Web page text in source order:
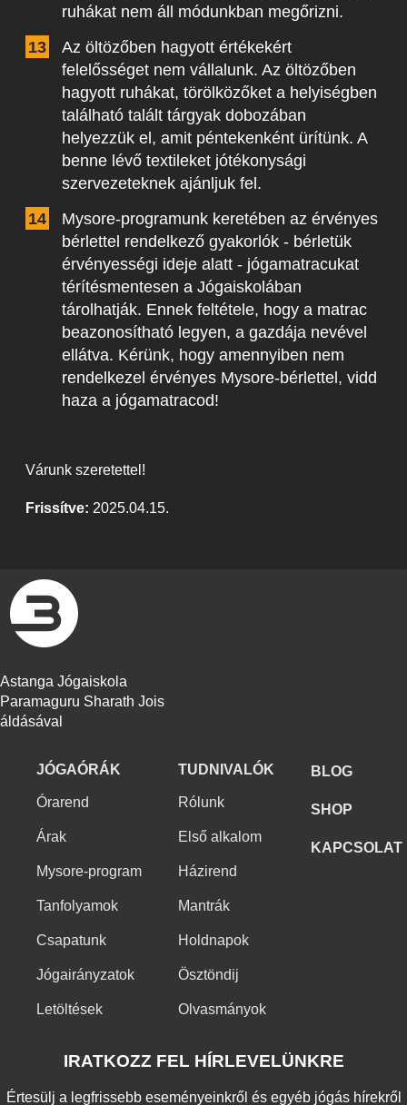
ruhákat nem áll módunkban megőrizni.
Az öltözőben hagyott értékekért
felelősséget nem vállalunk. Az öltözőben
hagyott ruhákat, törölközőket a helyiségben
található talált tárgyak dobozában
helyezzük el, amit péntekenként ürítünk. A
benne lévő textileket jótékonysági
szervezeteknek ajánljuk fel.
Mysore-programunk keretében az érvényes
bérlettel rendelkező gyakorlók - bérletük
érvényességi ideje alatt - jógamatracukat
térítésmentesen a Jógaiskolában
tárolhatják. Ennek feltétele, hogy a matrac
beazonosítható legyen, a gazdája nevével
ellátva. Kérünk, hogy amennyiben nem
rendelkezel érvényes Mysore-bérlettel, vidd
haza a jógamatracod!
Várunk szeretettel!
Frissítve: 2025.04.15.
Astanga Jógaiskola
Paramaguru Sharath Jois
áldásával
JÓGAÓRÁK
Órarend
Árak
Mysore-program
Tanfolyamok
Csapatunk
Jógairányzatok
Letöltések
TUDNIVALÓK
Rólunk
Első alkalom
Házirend
Mantrák
Holdnapok
Ösztöndij
Olvasmányok
BLOG
SHOP
KAPCSOLAT
IRATKOZZ FEL HÍRLEVELÜNKRE
Értesülj a legfrissebb eseményeinkről és egyéb jógás hírekről